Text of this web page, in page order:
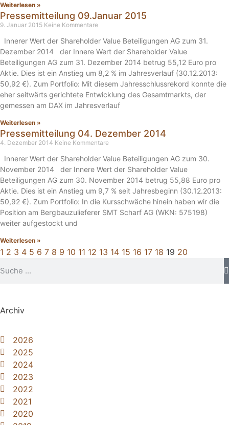
Weiterlesen »
Pressemitteilung 09.Januar 2015
9. Januar 2015 Keine Kommentare
Innerer Wert der Shareholder Value Beteiligungen AG zum 31.
Dezember 2014 der Innere Wert der Shareholder Value
Beteiligungen AG zum 31. Dezember 2014 betrug 55,12 Euro pro
Aktie. Dies ist ein Anstieg um 8,2 % im Jahresverlauf (30.12.2013:
50,92 €). Zum Portfolio: Mit diesem Jahresschlussrekord konnte die
eher seitwärts gerichtete Entwicklung des Gesamtmarkts, der
gemessen am DAX im Jahresverlauf
Weiterlesen »
Pressemitteilung 04. Dezember 2014
4. Dezember 2014 Keine Kommentare
Innerer Wert der Shareholder Value Beteiligungen AG zum 30.
November 2014 der Innere Wert der Shareholder Value
Beteiligungen AG zum 30. November 2014 betrug 55,88 Euro pro
Aktie. Dies ist ein Anstieg um 9,7 % seit Jahresbeginn (30.12.2013:
50,92 €). Zum Portfolio: In die Kursschwäche hinein haben wir die
Position am Bergbauzulieferer SMT Scharf AG (WKN: 575198)
weiter aufgestockt und
Weiterlesen »
1 2 3 4 5 6 7 8 9 10 11 12 13 14 15 16 17 18 19 20
Archiv
2026
2025
2024
2023
2022
2021
2020